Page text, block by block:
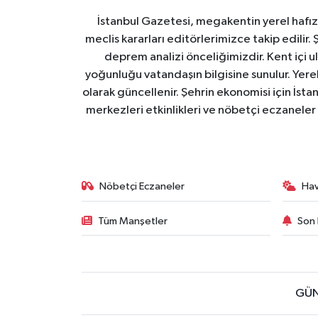
İstanbul Gazetesi, megakentin yerel
meclis kararları editörlerimizce takip edilir.
deprem analizi önceliğimizdir. Kent içi
yoğunluğu vatandaşın bilgisine sunulur.
olarak güncellenir. Şehrin ekonomisi için
merkezleri etkinlikleri ve nöbetçi eczaneler
Nöbetçi Eczaneler
Tüm Manşetler Son